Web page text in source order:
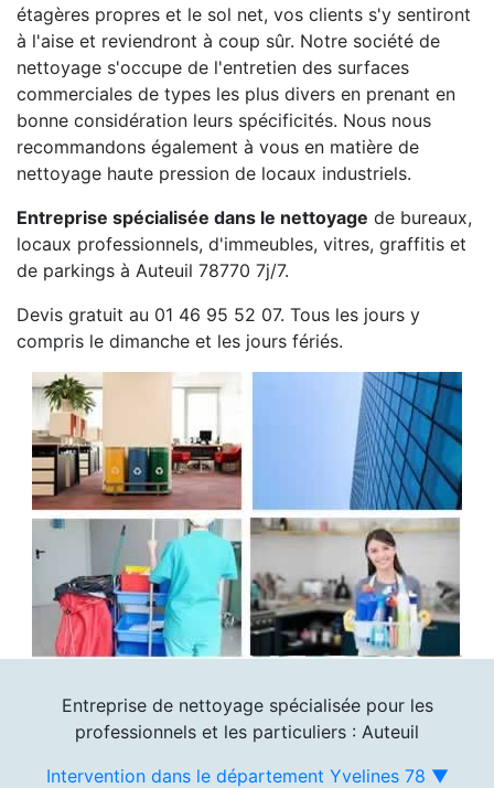
étagères propres et le sol net, vos clients s'y sentiront
à l'aise et reviendront à coup sûr. Notre société de
nettoyage s'occupe de l'entretien des surfaces
commerciales de types les plus divers en prenant en
bonne considération leurs spécificités. Nous nous
recommandons également à vous en matière de
nettoyage haute pression de locaux industriels.
Entreprise spécialisée dans le nettoyage de bureaux,
locaux professionnels, d'immeubles, vitres, graffitis et
de parkings à Auteuil 78770 7j/7.
Devis gratuit au 01 46 95 52 07. Tous les jours y
compris le dimanche et les jours fériés.
Entreprise de nettoyage spécialisée pour les
professionnels et les particuliers : Auteuil
Intervention dans le département Yvelines 78 ▼